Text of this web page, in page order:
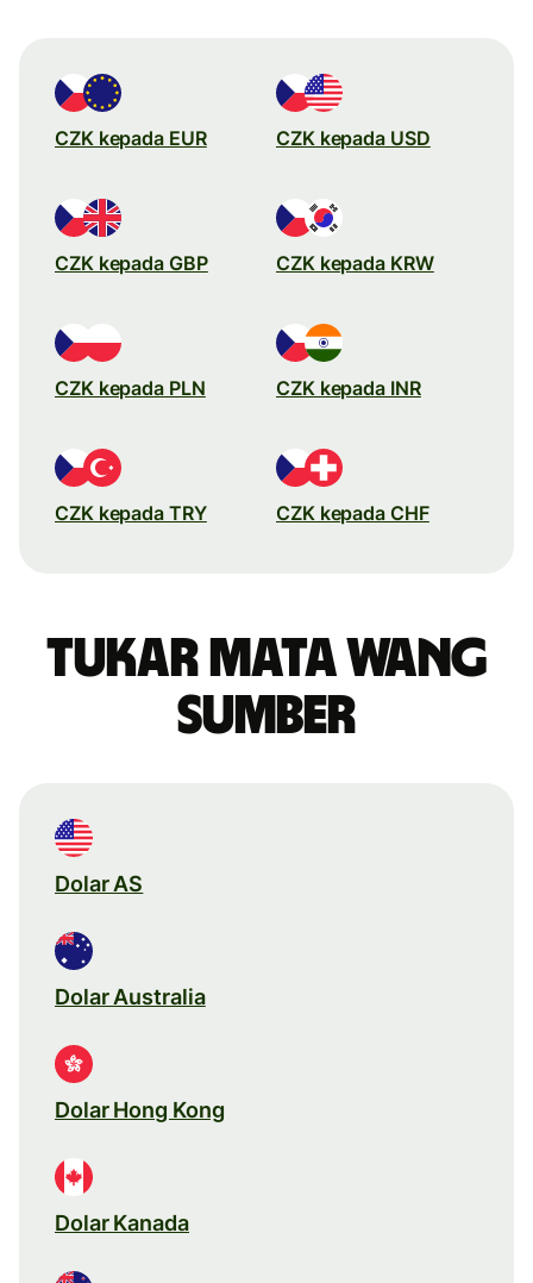
CZK kepada EUR CZK kepada USD
CZK kepada GBP CZK kepada KRW
CZK kepada PLN CZK kepada INR
CZK kepada TRY CZK kepada CHF
Tukar mata wang
sumber
Dolar AS
Dolar Australia
Dolar Hong Kong
Dolar Kanada